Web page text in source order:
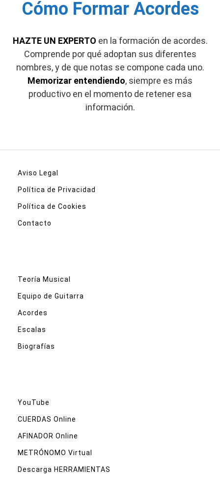
Cómo Formar Acordes
HAZTE UN EXPERTO en la formación de acordes.
Comprende por qué adoptan sus diferentes
nombres, y de que notas se compone cada uno.
Memorizar entendiendo, siempre es más
productivo en el momento de retener esa
información.
Aviso Legal
Política de Privacidad
Política de Cookies
Contacto
Teoría Musical
Equipo de Guitarra
Acordes
Escalas
Biografías
YouTube
CUERDAS Online
AFINADOR Online
METRÓNOMO Virtual
Descarga HERRAMIENTAS